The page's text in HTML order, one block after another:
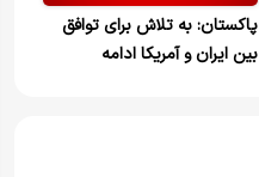
پاکستان: به تلاش برای توافق
بین ایران و آمریکا ادامه